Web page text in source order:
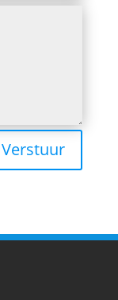
Verstuur